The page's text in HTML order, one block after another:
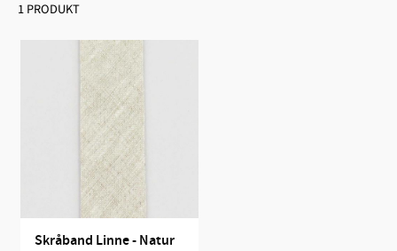
1 PRODUKT
Skråband Linne - Natur